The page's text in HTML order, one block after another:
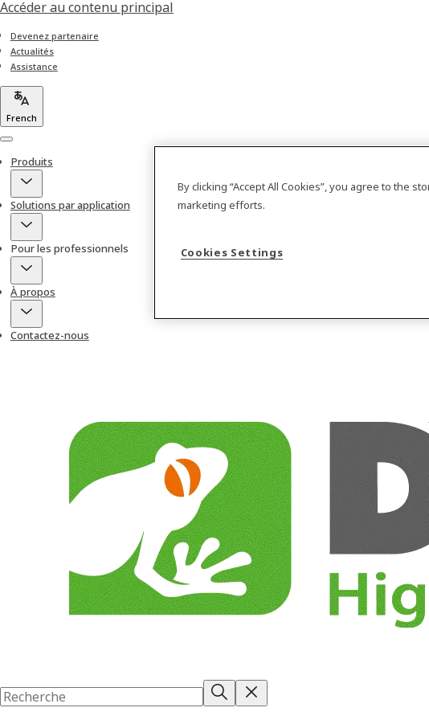
Accéder au contenu principal
Devenez partenaire
Actualités
Assistance
French
Menu
Produits
Solutions par application
Pour les professionnels
À propos
Contactez-nous
By clicking “Accept All Cookies”, you agree to the
marketing efforts.
Cookies Settings